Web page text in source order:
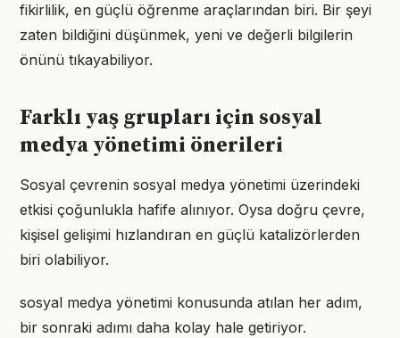
fikirlilik, en güçlü öğrenme araçlarından biri. Bir şeyi
zaten bildiğini düşünmek, yeni ve değerli bilgilerin
önünü tıkayabiliyor.
Farklı yaş grupları için sosyal
medya yönetimi önerileri
Sosyal çevrenin sosyal medya yönetimi üzerindeki
etkisi çoğunlukla hafife alınıyor. Oysa doğru çevre,
kişisel gelişimi hızlandıran en güçlü katalizörlerden
biri olabiliyor.
sosyal medya yönetimi konusunda atılan her adım,
bir sonraki adımı daha kolay hale getiriyor.